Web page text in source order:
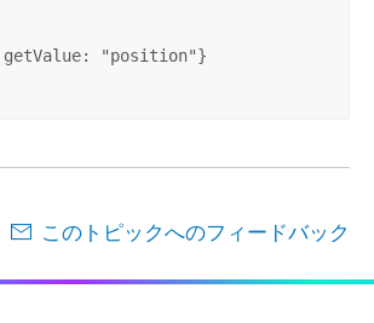
"position"}
このトピックへのフィードバック